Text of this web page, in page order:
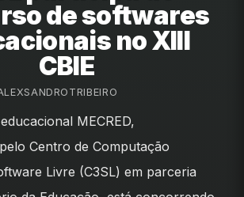
de softwares
no XIII
CBIE
MECRED,
Centro de Computação
Livre (C3SL) em parceria